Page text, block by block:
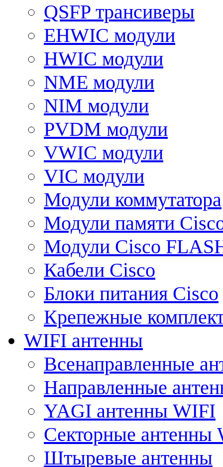
QSFP трансиверы
EHWIC модули
HWIC модули
NME модули
NIM модули
PVDM модули
VWIC модули
VIC модули
Модули коммутатора
Модули памяти
Модули Cisco
Кабели Cisco
Блоки питания Cisco
Крепежные
WIFI антенны
Всенаправленные
Направленные
YAGI антенны WIFI
Секторные антенны
Штыревые антенны